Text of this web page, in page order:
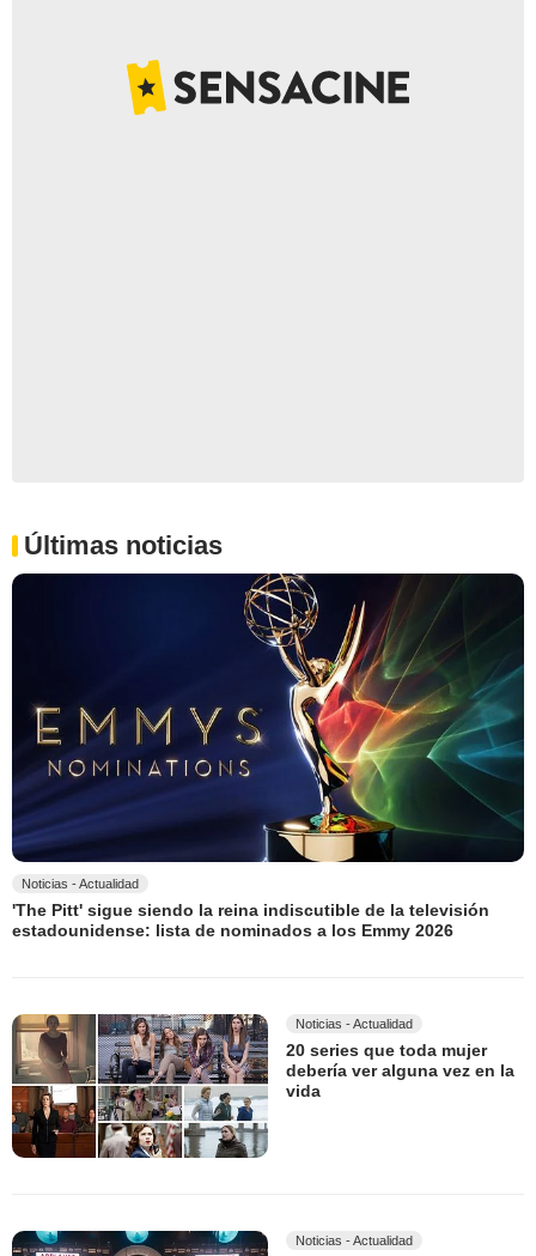
Últimas noticias
Noticias - Actualidad
'The Pitt' sigue siendo la reina indiscutible de la televisión
estadounidense: lista de nominados a los Emmy 2026
Noticias - Actualidad
20 series que toda mujer
debería ver alguna vez en la
vida
Noticias - Actualidad